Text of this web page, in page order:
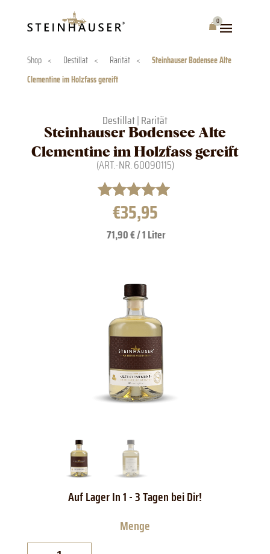
0
Warenkorb
Shop < Destillat < Rarität <
Steinhauser Bodensee Alte
Clementine im Holzfass gereift
Destillat|Rarität
Steinhauser Bodensee Alte
Clementine im Holzfass gereift
(ART.-NR.60090115)
Bewertet mit
von 5,
basierend
€35,95
71,90 € / 1 Liter